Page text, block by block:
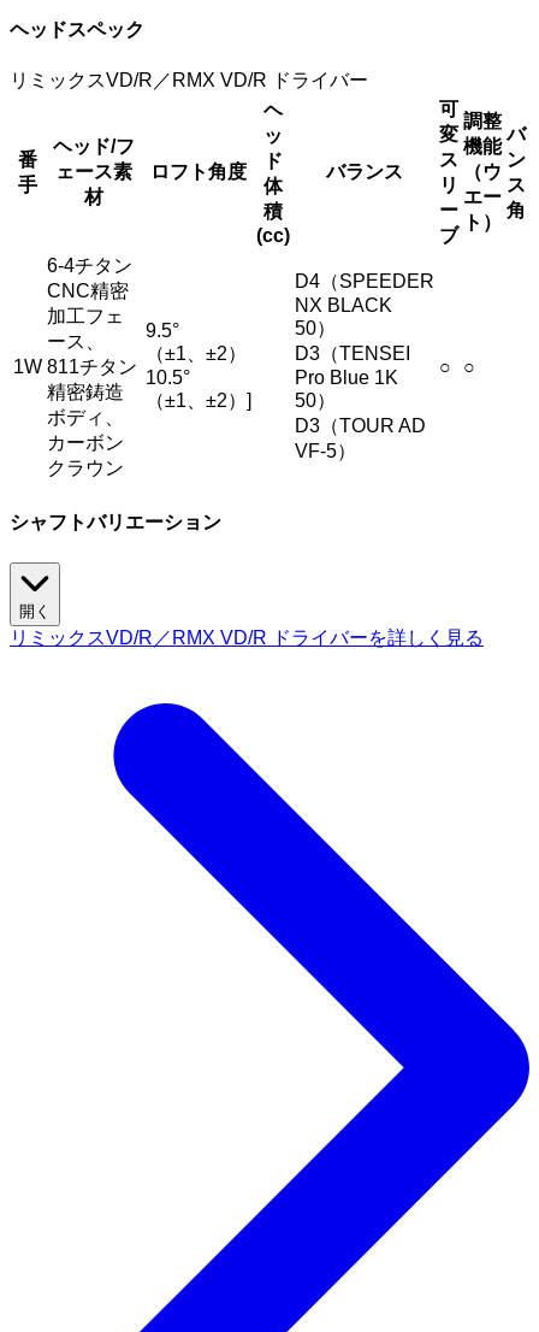
ヘッドスペック
リミックスVD/R／RMX VD/R ドライバー
番
手
ヘッド/フ
ェース素
材
ロフト角度
ヘ
ッ
ド
体
積
(cc)
バランス
可
変
ス
リ
ー
ブ
調整
機能
（ウ
エー
ト）
バ
ン
ス
角
1W
6-4チタン
CNC精密
加工フェ
ース、
811チタン
精密鋳造
ボディ、
カーボン
クラウン
9.5°
（±1、±2）
10.5°
（±1、±2）]
D4（SPEEDER
NX BLACK
50）
D3（TENSEI
Pro Blue 1K
50）
D3（TOUR AD
VF-5）
○ ○
シャフトバリエーション
開く
リミックスVD/R／RMX VD/R ドライバーを詳しく見る